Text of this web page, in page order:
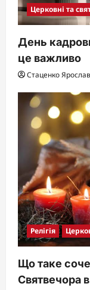
Церковні та
День
це важливо
Стаценко Ярослав
Релігія
Що таке
Святвечора в